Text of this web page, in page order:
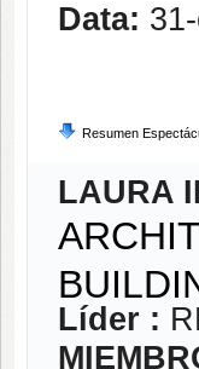
Data:
Resumen
LAURA
Líder :